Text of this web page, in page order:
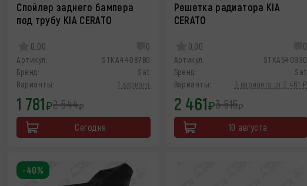
Спойлер заднего бампера
под трубу KIA CERATO
0,00 0
Артикул:
STKA44087B0
Бренд:
Sat
Варианты:
1 вариант
1 781₽2 544₽
Сегодня
Решетка радиатора KIA
CERATO
0,00 0
Артикул:
STKA540930
Бренд:
Sat
Варианты:
3 варианта от 2 461 ₽
2 461₽3 515₽
10 августа
-40%